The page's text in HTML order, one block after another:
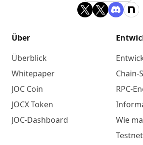
Über
Überblick
Whitepaper
JOC Coin
JOCX Token
JOC-Dashboard
Chain-
RPC-
Wie